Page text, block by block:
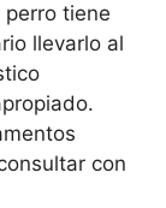
perro tiene
llevarlo al
con